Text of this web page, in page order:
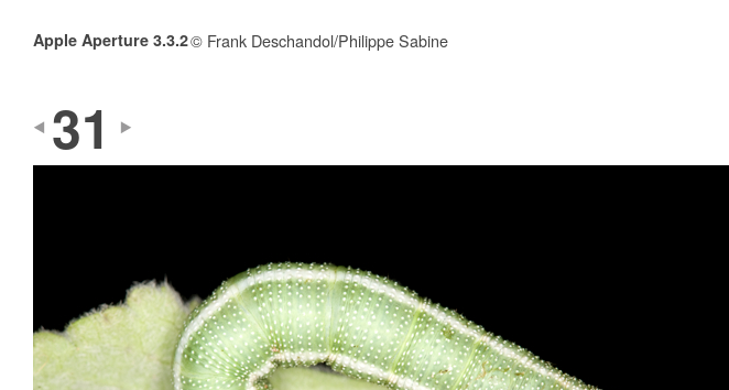
Apple Aperture 3.3.2© Frank Deschandol/Philippe Sabine
31